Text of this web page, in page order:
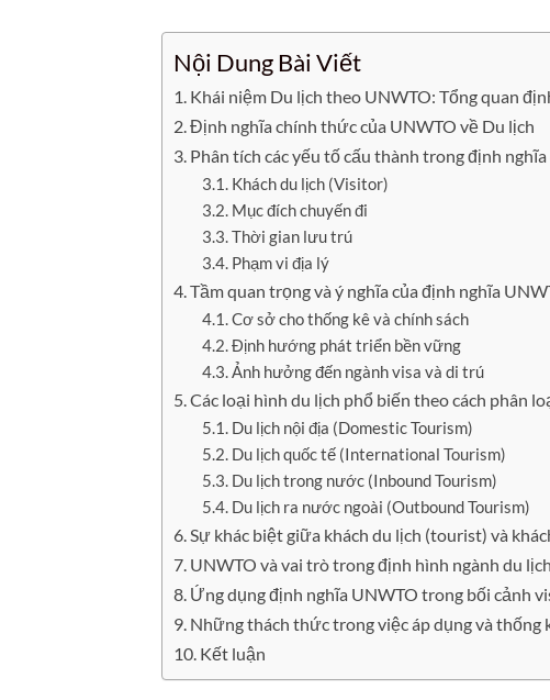
Nội Dung Bài Viết
Khái niệm Du lịch theo UNWTO: Tổng quan
Định nghĩa chính thức của UNWTO về Du lịch
Phân tích các yếu tố cấu thành trong định
Khách du lịch (Visitor)
Mục đích chuyến đi
Thời gian lưu trú
Phạm vi địa lý
Tầm quan trọng và ý nghĩa của định nghĩa
Cơ sở cho thống kê và chính sách
Định hướng phát triển bền vững
Ảnh hưởng đến ngành visa và di trú
Các loại hình du lịch phổ biến theo cách phân
Du lịch nội địa (Domestic Tourism)
Du lịch quốc tế (International Tourism)
Du lịch trong nước (Inbound Tourism)
Du lịch ra nước ngoài (Outbound Tourism)
Sự khác biệt giữa khách du lịch (tourist) và
UNWTO và vai trò trong định hình ngành du
Ứng dụng định nghĩa UNWTO trong bối cảnh
Những thách thức trong việc áp dụng và thống
Kết luận